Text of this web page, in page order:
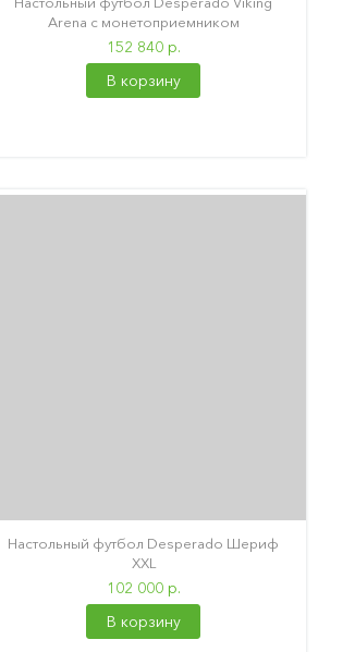
Arena с монетоприемником
152 840 р.
В корзину
Настольный футбол Desperado Шериф
XXL
102 000 р.
В корзину